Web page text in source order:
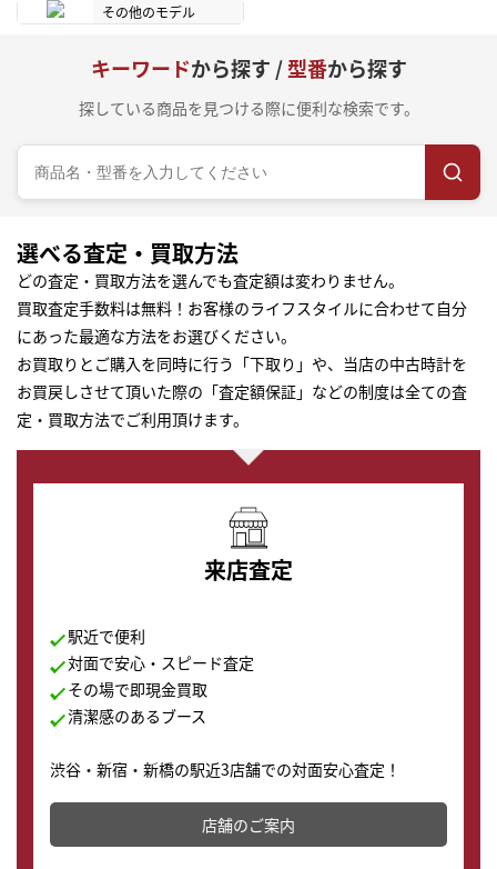
その他のモデル
キーワードから探す /型番から探す
探している商品を見つける際に便利な検索です。
選べる査定・買取方法
どの査定・買取方法を選んでも査定額は変わりません。
買取査定手数料は無料！お客様のライフスタイルに合わせて自分
にあった最適な方法をお選びください。
お買取りとご購入を同時に行う「下取り」や、当店の中古時計を
お買戻しさせて頂いた際の「査定額保証」などの制度は全ての査
定・買取方法でご利用頂けます。
来店査定
駅近で便利
対面で安心・スピード査定
その場で即現金買取
清潔感のあるブース
渋谷・新宿・新橋の駅近3店舗での対面安心査定！
その場で現金買取致します。渋谷本店では、時計販売の
店舗を併設しており、下取りに出してお得に新しい時計
の購入もできます♪
店舗のご案内